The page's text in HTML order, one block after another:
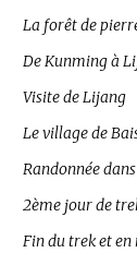
La forêt de
De Kunming à
Visite de Lijang
Le village de
Randonnée
2ème jour de
Fin du trek et